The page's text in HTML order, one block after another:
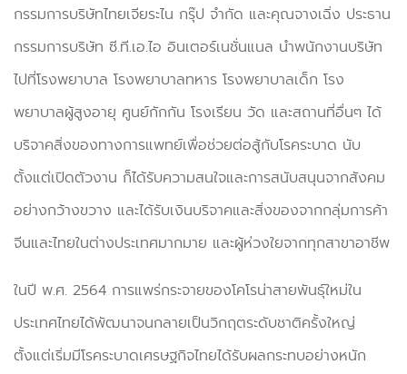
กรรมการบริษัทไทยเจียระไน กรุ๊ป จำกัด และคุณจางเฉิ่ง ประธาน
กรรมการบริษัท ซี.ที.เอ.ไอ อินเตอร์เนชั่นแนล นำพนักงานบริษัท
ไปที่โรงพยาบาล โรงพยาบาลทหาร โรงพยาบาลเด็ก โรง
พยาบาลผู้สูงอายุ ศูนย์กักกัน โรงเรียน วัด และสถานที่อื่นๆ ได้
บริจาคสิ่งของทางการแพทย์เพื่อช่วยต่อสู้กับโรคระบาด นับ
ตั้งแต่เปิดตัวงาน ก็ได้รับความสนใจและการสนับสนุนจากสังคม
อย่างกว้างขวาง และได้รับเงินบริจาคและสิ่งของจากกลุ่มการค้า
จีนและไทยในต่างประเทศมากมาย และผู้ห่วงใยจากทุกสาขาอาชีพ
ในปี พ.ศ. 2564 การแพร่กระจายของโคโรน่าสายพันธุ์ใหม่ใน
ประเทศไทยได้พัฒนาจนกลายเป็นวิกฤตระดับชาติครั้งใหญ่
ตั้งแต่เริ่มมีโรคระบาดเศรษฐกิจไทยได้รับผลกระทบอย่างหนัก